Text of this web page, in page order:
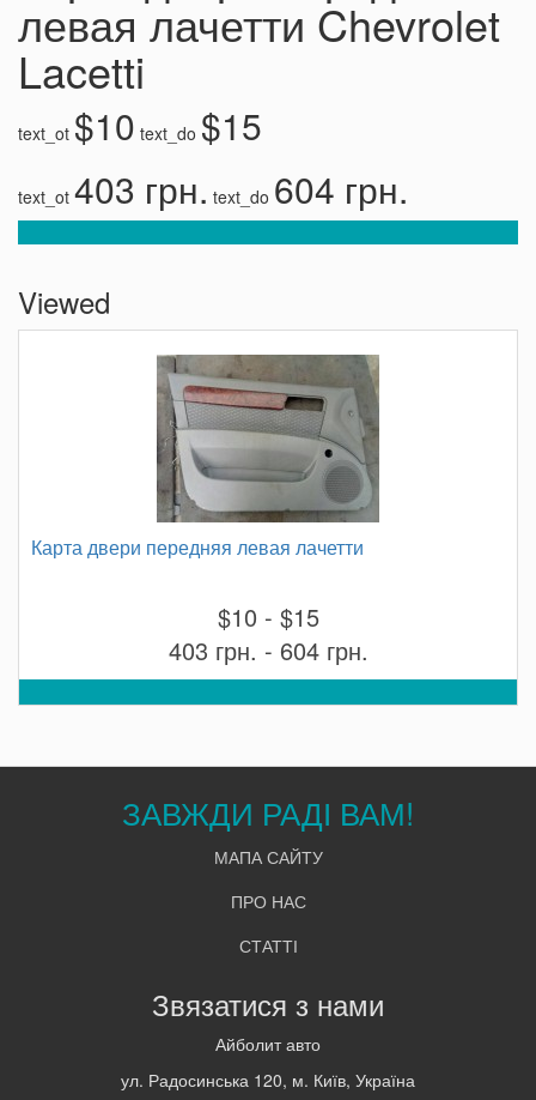
левая лачетти Chevrolet
Lacetti
text_ot $10 text_do $15
text_ot 403 грн. text_do 604 грн.
Viewed
Карта двери передняя левая лачетти
$10 - $15
403 грн. - 604 грн.
ЗАВЖДИ РАДІ ВАМ!
МАПА САЙТУ
ПРО НАС
СТАТТІ
Звязатися з нами
Айболит авто
ул. Радосинська 120, м. Київ, Україна